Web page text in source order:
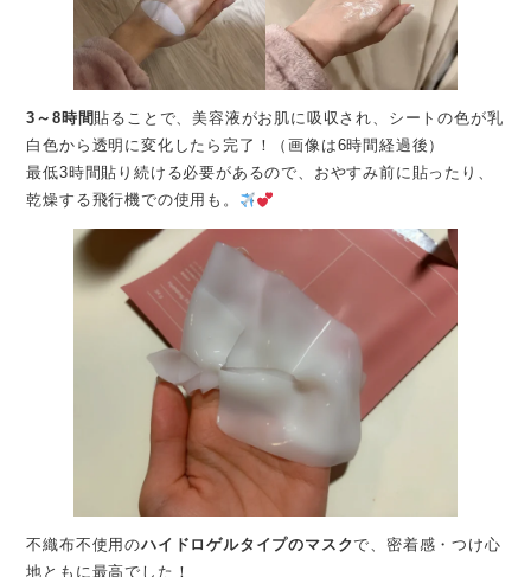
3～8時間 貼ることで、美容液がお肌に吸収され、シートの色が乳
白色から透明に変化したら完了！（画像は6時間経過後）
最低3時間貼り続ける必要があるので、おやすみ前に貼ったり、
乾燥する飛行機での使用も。
不織布不使用のハイドロゲルタイプのマスクで、密着感・つけ心
地ともに最高でした！